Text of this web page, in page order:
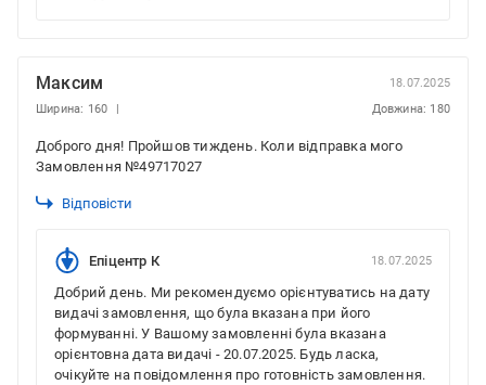
Максим
18.07.2025
Ширина: 160
Довжина: 180
Доброго дня! Пройшов тиждень. Коли відправка мого
Замовлення №49717027
Відповісти
Епіцентр К 18.07.2025
Добрий день. Ми рекомендуємо орієнтуватись на дату
видачі замовлення, що була вказана при його
формуванні. У Вашому замовленні була вказана
орієнтовна дата видачі - 20.07.2025. Будь ласка,
очікуйте на повідомлення про готовність замовлення.